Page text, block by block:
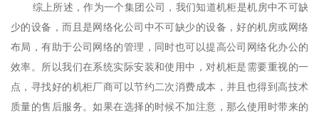
综上所述，作为一个集团公司，我们知道机柜是机房中不可缺
少的设备，而且是网络化公司中不可缺少的设备，好的机房或网络
布局，有助于公司网络的管理，同时也可以提高公司网络化办公的
效率。所以我们在系统实际安装和使用中，对机柜是需要重视的一
点，寻找好的机柜厂商可以节约二次消费成本，并且也得到高技术
质量的售后服务。如果在选择的时候不加注意，那么使用时带来的